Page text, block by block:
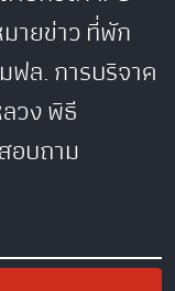
ายข่าวที่พัก
ฟล.การบริจาค
วงพิธี
อบถาม